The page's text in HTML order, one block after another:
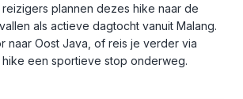
plannen dezes hike naar de
als actieve dagtocht vanuit Malang.
naar Oost Java, of reis je verder via
een sportieve stop onderweg.